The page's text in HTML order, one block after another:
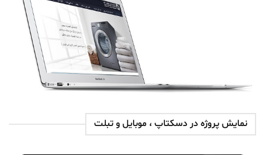
نمایش پروژه در دسکتاپ ، موبایل و تبلت